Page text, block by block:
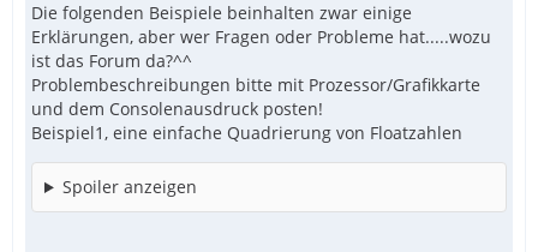
Die folgenden Beispiele beinhalten zwar einige
Erklärungen, aber wer Fragen oder Probleme hat.....wozu
ist das Forum da?^^
Problembeschreibungen bitte mit Prozessor/Grafikkarte
und dem Consolenausdruck posten!
Beispiel1, eine einfache Quadrierung von Floatzahlen
Spoiler anzeigen